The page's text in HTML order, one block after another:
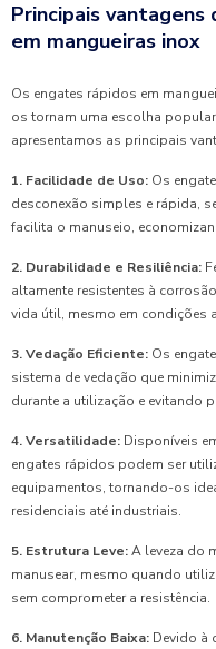
Principais
em mangueiras inox
Os engates rápidos em
os tornam uma escolha
apresentamos as principais
1. Facilidade de Uso: Os
desconexão simples e rápida,
facilita o manuseio,
2. Durabilidade e Resiliência:
altamente resistentes à
vida útil, mesmo em condições
3. Vedação Eficiente: Os
sistema de vedação que
durante a utilização e evitando
4. Versatilidade: Disponíveis
engates rápidos podem ser
equipamentos, tornando-os
residenciais até industriais.
5. Estrutura Leve:A leveza do
manusear, mesmo quando
sem comprometer a resistência.
6. Manutenção Baixa: Devido à